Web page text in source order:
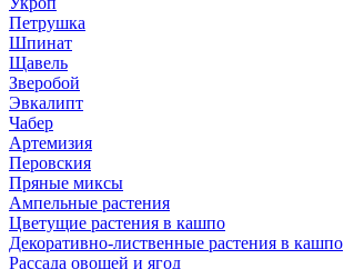
Петрушка
Шпинат
Щавель
Зверобой
Эвкалипт
Чабер
Артемизия
Перовския
Пряные миксы
Ампельные растения
Цветущие растения в кашпо
Декоративно-лиственные растения в кашпо
Рассада овощей и ягод